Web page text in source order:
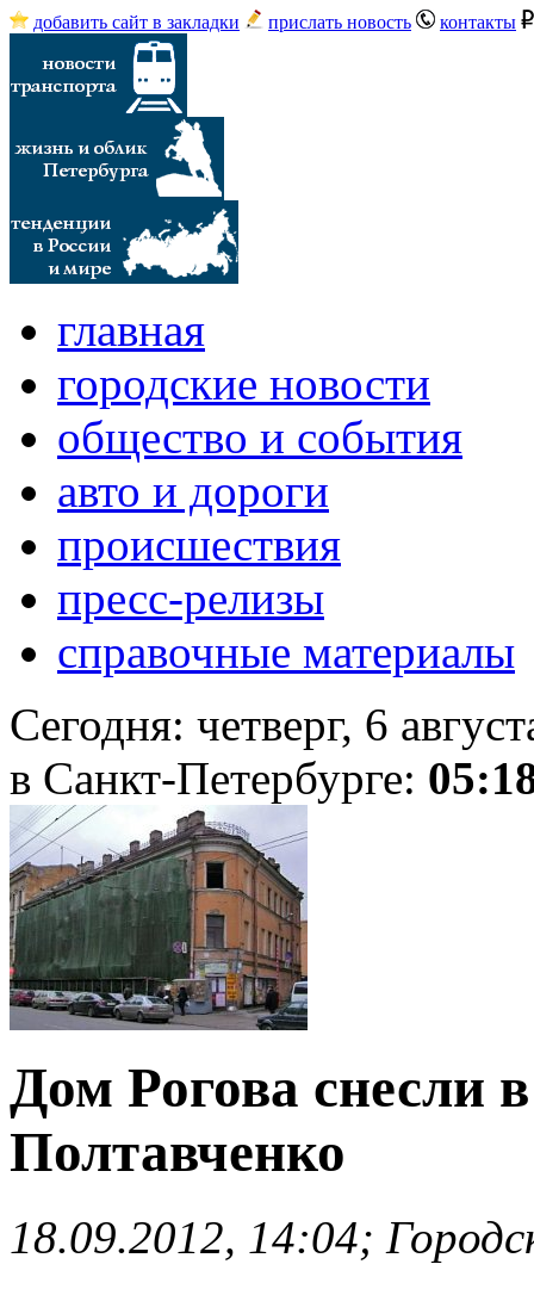
добавить сайт в закладки прислать новость контакты
главная
городские новости
общество и события
авто и дороги
происшествия
пресс-релизы
справочные материалы
Сегодня: четверг, 6
в Санкт-Петербурге:
Дом Рогова снесли
Полтавченко
18.09.2012, 14:04;